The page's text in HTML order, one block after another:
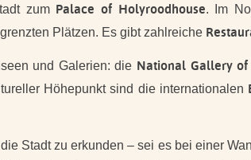
zum Palace of Holyroodhouse. Im
Plätzen. Es gibt zahlreiche
und Galerien: die National Gallery of
Höhepunkt sind die internationalen
Stadt zu erkunden – sei es bei einer